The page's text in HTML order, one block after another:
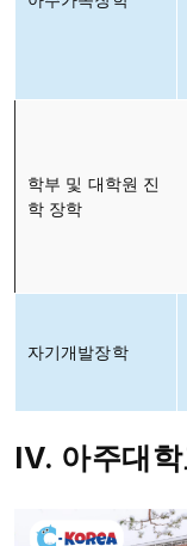
학부 및 대학원 진
학 장학
자기개발장학
IV. 아주대